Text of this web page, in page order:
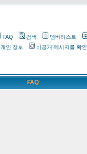
FAQ 검색 멤버리스트
개인 정보
비공개 메시지를 확
FAQ